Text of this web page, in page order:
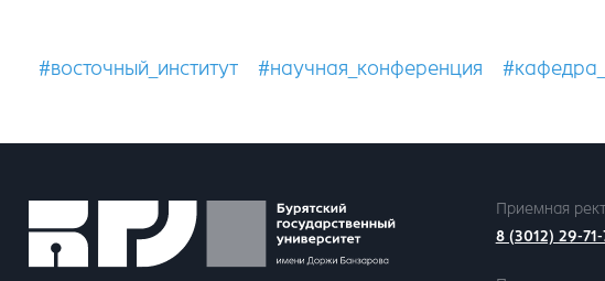
#восточный_институт #научная_конференция
Приемная
8 (3012) 29-71-